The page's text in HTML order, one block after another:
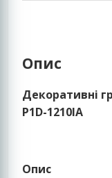
Опис
Декоративні
P1D-1210IA
Опис